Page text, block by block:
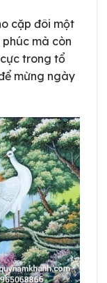
cặp đôi một
mà còn
trong tổ
mừng ngày